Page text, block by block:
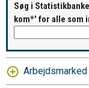
Søg i
kom*' for alle som
Arbejdsmarked